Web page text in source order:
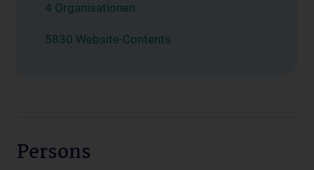
4 Organisationen
5830 Website-Contents
Persons